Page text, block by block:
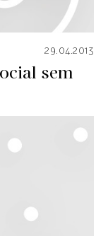
29.04.2013
sem